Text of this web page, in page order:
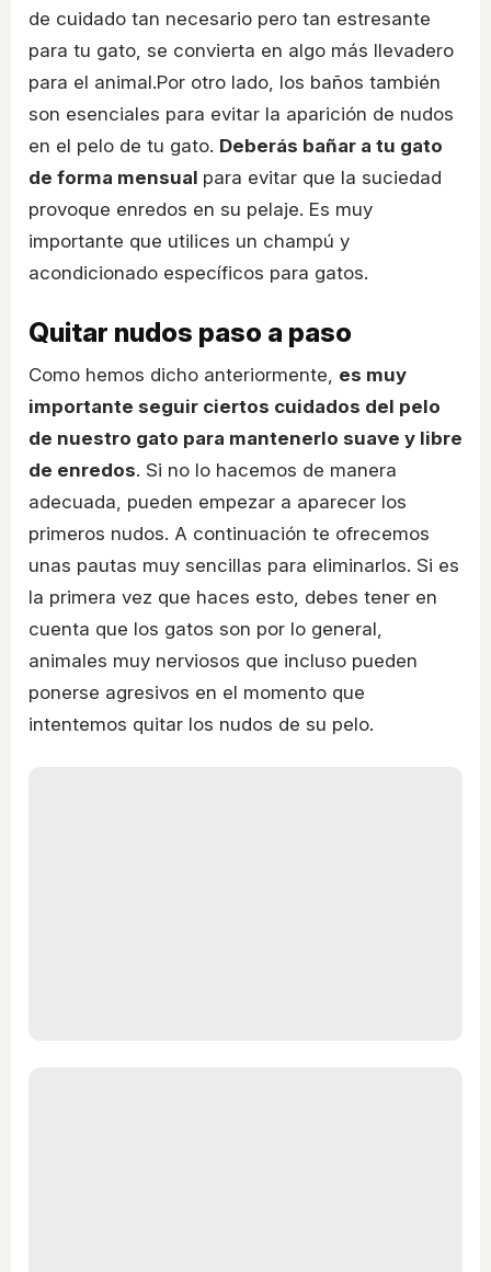
de cuidado tan necesario pero tan estresante
para tu gato, se convierta en algo más llevadero
para el animal.Por otro lado, los baños también
son esenciales para evitar la aparición de nudos
en el pelo de tu gato. Deberás bañar a tu gato
de forma mensual para evitar que la suciedad
provoque enredos en su pelaje. Es muy
importante que utilices un champú y
acondicionado específicos para gatos.
Quitar nudos paso a paso
Como hemos dicho anteriormente, es muy
importante seguir ciertos cuidados del pelo
de nuestro gato para mantenerlo suave y libre
de enredos. Si no lo hacemos de manera
adecuada, pueden empezar a aparecer los
primeros nudos. A continuación te ofrecemos
unas pautas muy sencillas para eliminarlos. Si es
la primera vez que haces esto, debes tener en
cuenta que los gatos son por lo general,
animales muy nerviosos que incluso pueden
ponerse agresivos en el momento que
intentemos quitar los nudos de su pelo.